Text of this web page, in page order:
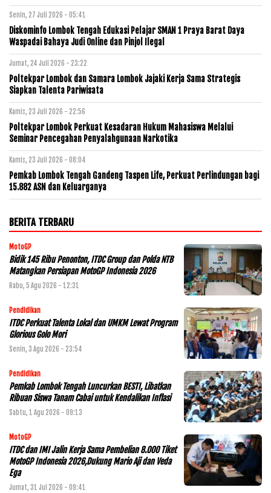
Senin, 27 Juli 2026 - 05:41
Diskominfo Lombok Tengah Edukasi Pelajar SMAN 1 Praya Barat Daya
Waspadai Bahaya Judi Online dan Pinjol Ilegal
Jumat, 24 Juli 2026 - 23:22
Poltekpar Lombok dan Samara Lombok Jajaki Kerja Sama Strategis
Siapkan Talenta Pariwisata
Kamis, 23 Juli 2026 - 22:56
Poltekpar Lombok Perkuat Kesadaran Hukum Mahasiswa Melalui
Seminar Pencegahan Penyalahgunaan Narkotika
Kamis, 23 Juli 2026 - 08:04
Pemkab Lombok Tengah Gandeng Taspen Life, Perkuat Perlindungan bagi
15.882 ASN dan Keluarganya
BERITA TERBARU
MotoGP
Bidik 145 Ribu Penonton, ITDC Group dan Polda NTB
Matangkan Persiapan MotoGP Indonesia 2026
Rabu, 5 Agu 2026 - 12:31
Pendidikan
ITDC Perkuat Talenta Lokal dan UMKM Lewat Program
Glorious Golo Mori
Senin, 3 Agu 2026 - 23:54
Pendidikan
Pemkab Lombok Tengah Luncurkan BESTI, Libatkan
Ribuan Siswa Tanam Cabai untuk Kendalikan Inflasi
Sabtu, 1 Agu 2026 - 09:13
MotoGP
ITDC dan IMI Jalin Kerja Sama Pembelian 8.000 Tiket
MotoGP Indonesia 2026,Dukung Mario Aji dan Veda
Ega
Jumat, 31 Jul 2026 - 09:41